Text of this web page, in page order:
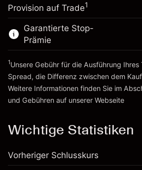
Zur Plattform
Positionsgröße mit
~$5,000.00
Geld aus Hebelwirkung ~
Zur Plattform
Provision auf Trade1
Garantierte Stop-
Prämie
1Unsere Gebühr für die Ausführung Ihres
Spread, die Differenz zwischen dem
Weitere Informationen finden Sie im
und Gebühren auf unserer Webseite
Wichtige Statistiken
Vorheriger Schlusskurs